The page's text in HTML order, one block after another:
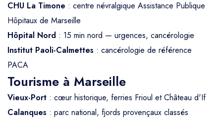
CHU La Timone : centre névralgique Assistance Publique
Hôpitaux de Marseille
Hôpital Nord : 15 min nord — urgences, cancérologie
Institut Paoli-Calmettes : cancérologie de référence
PACA
Tourisme à Marseille
Vieux-Port : cœur historique, ferries Frioul et Château d'If
Calanques : parc national, fjords provençaux classés